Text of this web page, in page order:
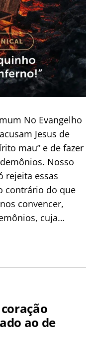
No Evangelho
Jesus de
mau” e de fazer
Nosso
rejeita essas
contrário do que
convencer,
cuja…
ao de